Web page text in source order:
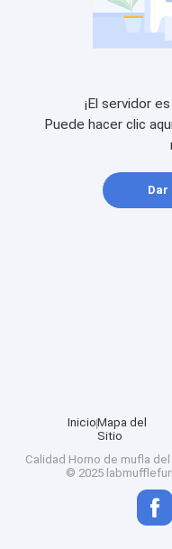
¡El servidor
Puede hacer clic
Dar
InicioMapa del
Sitio
Calidad Horno de mufla
© 2025